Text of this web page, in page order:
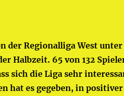
der Regionalliga West
Halbzeit. 65 von 132
sich die Liga sehr
hat es gegeben, in